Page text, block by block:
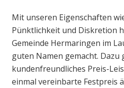
Mit unseren Eigenschaften
Pünktlichkeit und Diskretion
Gemeinde Hermaringen im
guten Namen gemacht. Dazu
kundenfreundliches Preis-
einmal vereinbarte Festpreis